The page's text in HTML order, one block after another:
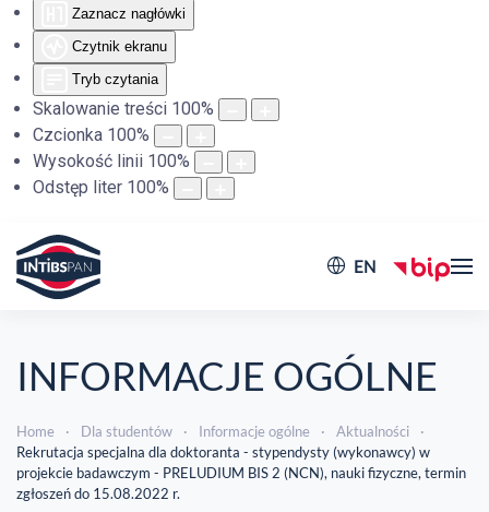
Zaznacz nagłówki
Czytnik ekranu
Tryb czytania
Skalowanie treści 100%
Czcionka 100%
Wysokość linii 100%
Odstęp liter 100%
EN
INFORMACJE OGÓLNE
Home Dla studentów Informacje ogólne
Aktualności
Rekrutacja specjalna dla doktoranta - stypendysty (wykonawcy) w
projekcie badawczym - PRELUDIUM BIS 2 (NCN), nauki fizyczne, termin
zgłoszeń do 15.08.2022 r.